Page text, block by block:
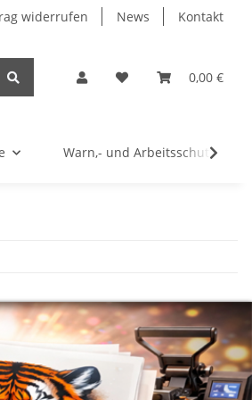
widerrufen News Kontakt
0,00 €
Warn,- und Arbeitsschutz